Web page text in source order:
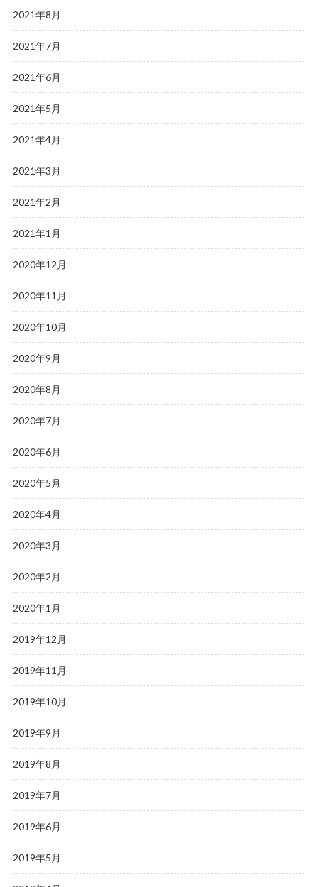
2021年8月
2021年7月
2021年6月
2021年5月
2021年4月
2021年3月
2021年2月
2021年1月
2020年12月
2020年11月
2020年10月
2020年9月
2020年8月
2020年7月
2020年6月
2020年5月
2020年4月
2020年3月
2020年2月
2020年1月
2019年12月
2019年11月
2019年10月
2019年9月
2019年8月
2019年7月
2019年6月
2019年5月